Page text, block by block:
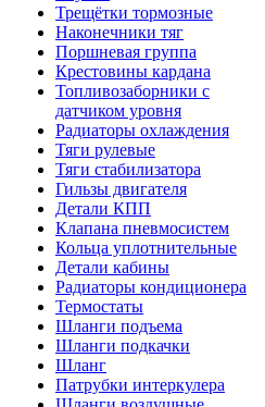
Трещётки тормозные
Наконечники тяг
Поршневая группа
Крестовины кардана
Топливозаборники с
датчиком уровня
Радиаторы охлаждения
Тяги рулевые
Тяги стабилизатора
Гильзы двигателя
Детали КПП
Клапана пневмосистем
Кольца уплотнительные
Детали кабины
Радиаторы кондиционера
Термостаты
Шланги подъема
Шланги подкачки
Шланг
Патрубки интеркулера